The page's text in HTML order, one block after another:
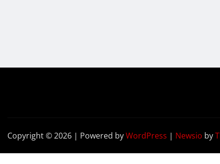
Copyright © 2026 | Powered byWordPress | Newsio by